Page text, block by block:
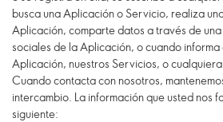
busca una Aplicación o Servicio, realiza
Aplicación, comparte datos a través de
sociales de la Aplicación, o cuando
Aplicación, nuestros Servicios, o
Cuando contacta con nosotros,
intercambio. La información que usted nos
siguiente: